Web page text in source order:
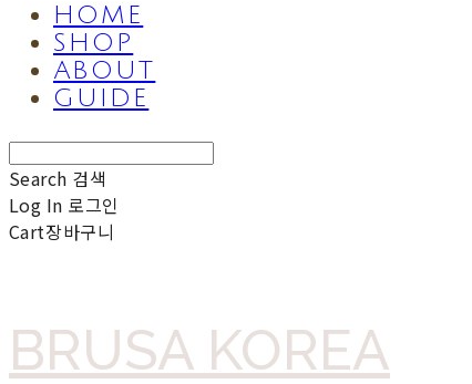
HOME
SHOP
ABOUT
GUIDE
Search 검색
Log In 로그인
Cart장바구니
BRUSA KOREA